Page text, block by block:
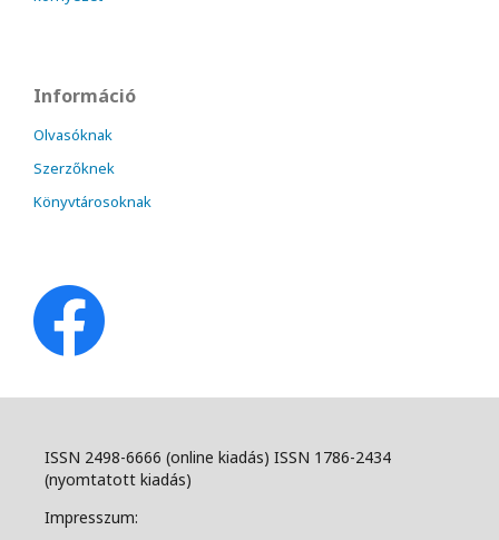
Információ
Olvasóknak
Szerzőknek
Könyvtárosoknak
ISSN 2498-6666 (online kiadás) ISSN 1786-2434
(nyomtatott kiadás)
Impresszum: